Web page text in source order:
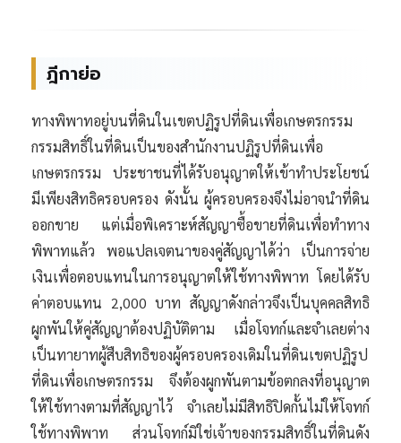
ฎีกาย่อ
ทางพิพาทอยู่บนที่ดินในเขตปฏิรูปที่ดินเพื่อเกษตรกรรม
กรรมสิทธิ์ในที่ดินเป็นของสำนักงานปฏิรูปที่ดินเพื่อ
เกษตรกรรม ประชาชนที่ได้รับอนุญาตให้เข้าทำประโยชน์
มีเพียงสิทธิครอบครอง ดังนั้น ผู้ครอบครองจึงไม่อาจนำที่ดิน
ออกขาย แต่เมื่อพิเคราะห์สัญญาซื้อขายที่ดินเพื่อทำทาง
พิพาทแล้ว พอแปลเจตนาของคู่สัญญาได้ว่า เป็นการจ่าย
เงินเพื่อตอบแทนในการอนุญาตให้ใช้ทางพิพาท โดยได้รับ
ค่าตอบแทน 2,000 บาท สัญญาดังกล่าวจึงเป็นบุคคลสิทธิ
ผูกพันให้คู่สัญญาต้องปฏิบัติตาม เมื่อโจทก์และจำเลยต่าง
เป็นทายาทผู้สืบสิทธิของผู้ครอบครองเดิมในที่ดินเขตปฏิรูป
ที่ดินเพื่อเกษตรกรรม จึงต้องผูกพันตามข้อตกลงที่อนุญาต
ให้ใช้ทางตามที่สัญญาไว้ จำเลยไม่มีสิทธิปิดกั้นไม่ให้โจทก์
ใช้ทางพิพาท ส่วนโจทก์มิใช่เจ้าของกรรมสิทธิ์ในที่ดินดัง